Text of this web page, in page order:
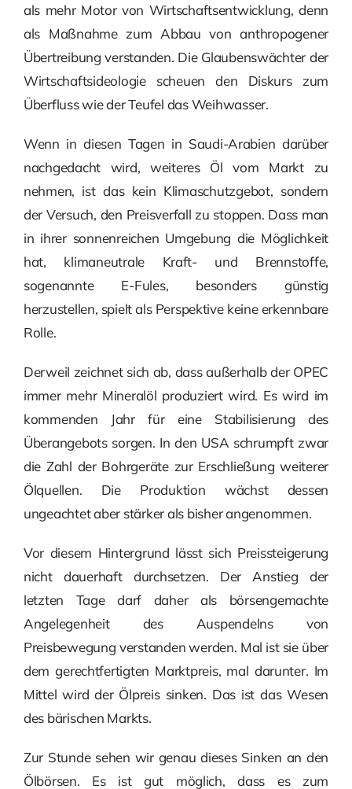
als mehr Motor von Wirtschaftsentwicklung, denn
als Maßnahme zum Abbau von anthropogener
Übertreibung verstanden. Die Glaubenswächter der
Wirtschaftsideologie scheuen den Diskurs zum
Überfluss wie der Teufel das Weihwasser.
Wenn in diesen Tagen in Saudi-Arabien darüber
nachgedacht wird, weiteres Öl vom Markt zu
nehmen, ist das kein Klimaschutzgebot, sondern
der Versuch, den Preisverfall zu stoppen. Dass man
in ihrer sonnenreichen Umgebung die Möglichkeit
hat, klimaneutrale Kraft- und Brennstoffe,
sogenannte E-Fules, besonders günstig
herzustellen, spielt als Perspektive keine erkennbare
Rolle.
Derweil zeichnet sich ab, dass außerhalb der OPEC
immer mehr Mineralöl produziert wird. Es wird im
kommenden Jahr für eine Stabilisierung des
Überangebots sorgen. In den USA schrumpft zwar
die Zahl der Bohrgeräte zur Erschließung weiterer
Ölquellen. Die Produktion wächst dessen
ungeachtet aber stärker als bisher angenommen.
Vor diesem Hintergrund lässt sich Preissteigerung
nicht dauerhaft durchsetzen. Der Anstieg der
letzten Tage darf daher als börsengemachte
Angelegenheit des Auspendelns von
Preisbewegung verstanden werden. Mal ist sie über
dem gerechtfertigten Marktpreis, mal darunter. Im
Mittel wird der Ölpreis sinken. Das ist das Wesen
des bärischen Markts.
Zur Stunde sehen wir genau dieses Sinken an den
Ölbörsen. Es ist gut möglich, dass es zum